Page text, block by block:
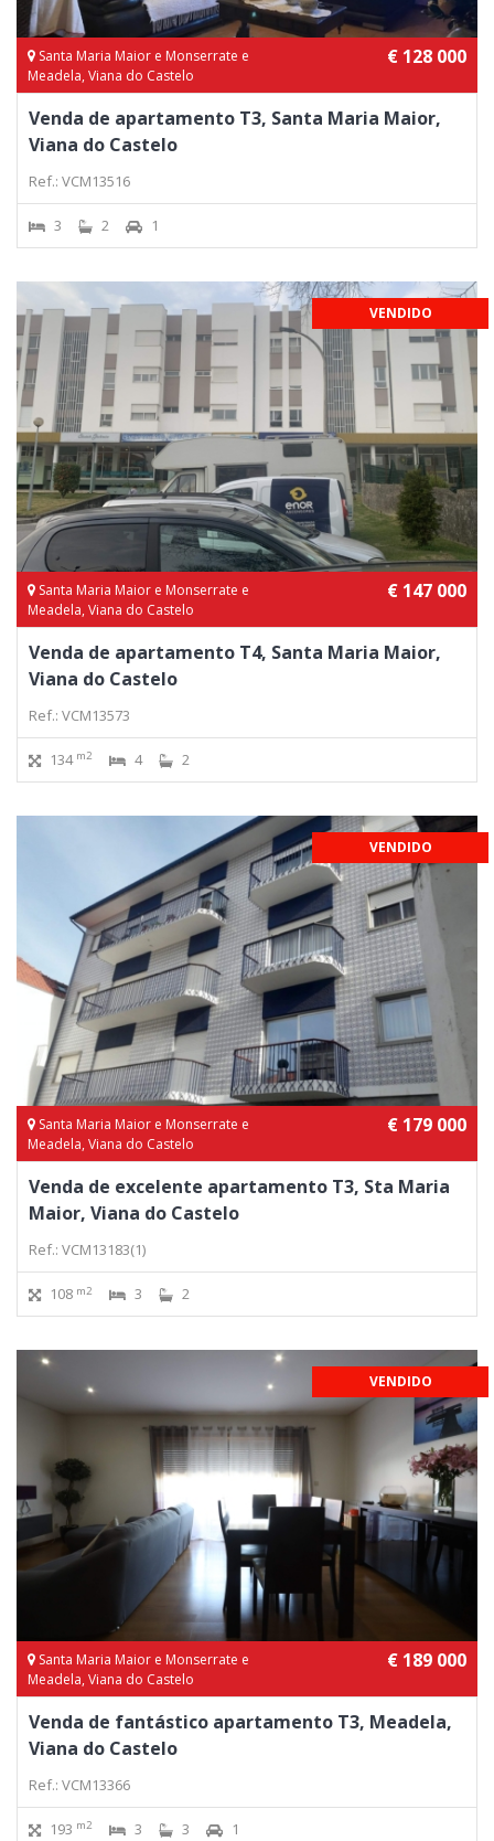
Santa Maria Maior e Monserrate e
Meadela, Viana do Castelo
€ 128 000
Venda de apartamento T3, Santa Maria Maior,
Viana do Castelo
Ref.: VCM13516
3 2 1
VENDIDO
Santa Maria Maior e Monserrate e
Meadela, Viana do Castelo
€ 147 000
Venda de apartamento T4, Santa Maria Maior,
Viana do Castelo
Ref.: VCM13573
134 m2 4 2
VENDIDO
Santa Maria Maior e Monserrate e
Meadela, Viana do Castelo
€ 179 000
Venda de excelente apartamento T3, Sta Maria
Maior, Viana do Castelo
Ref.: VCM13183(1)
108 m2 3 2
VENDIDO
Santa Maria Maior e Monserrate e
Meadela, Viana do Castelo
€ 189 000
Venda de fantástico apartamento T3, Meadela,
Viana do Castelo
Ref.: VCM13366
193 m2 3 3 1